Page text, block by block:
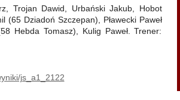
Trojan Dawid, Urbański Jakub, Hobot
(65 Dziadoń Szczepan), Pławecki Paweł
Hebda Tomasz), Kulig Paweł. Trener:
js_a1_2122